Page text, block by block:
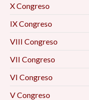
X Congreso
IX Congreso
VIII Congreso
VII Congreso
VI Congreso
V Congreso